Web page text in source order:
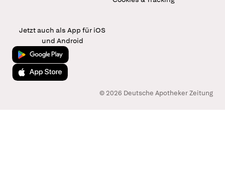
Jetzt auch als App für iOS
und Android
Jetzt bei Google Play
Laden im App Store
© 2026 Deutsche Apotheker Zeitung